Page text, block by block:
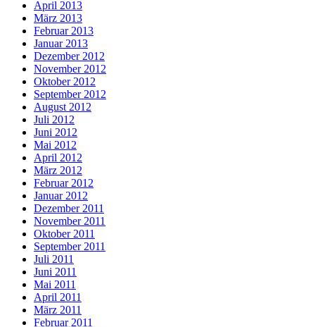
April 2013
März 2013
Februar 2013
Januar 2013
Dezember 2012
November 2012
Oktober 2012
September 2012
August 2012
Juli 2012
Juni 2012
Mai 2012
April 2012
März 2012
Februar 2012
Januar 2012
Dezember 2011
November 2011
Oktober 2011
September 2011
Juli 2011
Juni 2011
Mai 2011
April 2011
März 2011
Februar 2011